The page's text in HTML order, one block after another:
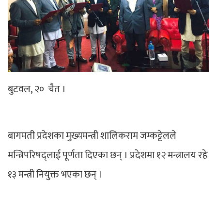
बुटवल, २० चैत ।
बागमती प्रदेशका मुख्यमन्त्री शालिकराम जम्कट्टेलले
मन्त्रिपरिषद्लाई पूर्णता दिएका छन् । प्रदेशमा १२ मन्त्रालय रहे
१३ मन्त्री नियुक्त भएका छन् ।